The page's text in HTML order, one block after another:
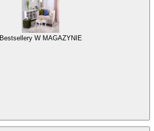
Bestsellery W MAGAZYNIE